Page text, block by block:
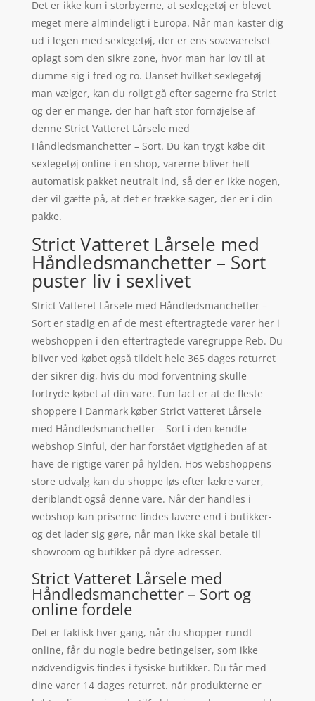
Det er ikke kun i storbyerne, at sexlegetøj er blevet
meget mere almindeligt i Europa. Når man kaster dig
ud i legen med sexlegetøj, der er ens soveværelset
oplagt som den sikre zone, hvor man har lov til at
dumme sig i fred og ro. Uanset hvilket sexlegetøj
man vælger, kan du roligt gå efter sagerne fra Strict
og der er mange, der har haft stor fornøjelse af
denne Strict Vatteret Lårsele med
Håndledsmanchetter – Sort. Du kan trygt købe dit
sexlegetøj online i en shop, varerne bliver helt
automatisk pakket neutralt ind, så der er ikke nogen,
der vil gætte på, at det er frække sager, der er i din
pakke.
Strict Vatteret Lårsele med
Håndledsmanchetter – Sort
puster liv i sexlivet
Strict Vatteret Lårsele med Håndledsmanchetter –
Sort er stadig en af de mest eftertragtede varer her i
webshoppen i den eftertragtede varegruppe Reb. Du
bliver ved købet også tildelt hele 365 dages returret
der sikrer dig, hvis du mod forventning skulle
fortryde købet af din vare. Fun fact er at de fleste
shoppere i Danmark køber Strict Vatteret Lårsele
med Håndledsmanchetter – Sort i den kendte
webshop Sinful, der har forstået vigtigheden af at
have de rigtige varer på hylden. Hos webshoppens
store udvalg kan du shoppe løs efter lækre varer,
deriblandt også denne vare. Når der handles i
webshop kan priserne findes lavere end i butikker-
og det lader sig gøre, når man ikke skal betale til
showroom og butikker på dyre adresser.
Strict Vatteret Lårsele med
Håndledsmanchetter – Sort og
online fordele
Det er faktisk hver gang, når du shopper rundt
online, får du nogle bedre betingelser, som ikke
nødvendigvis findes i fysiske butikker. Du får med
dine varer 14 dages returret. når produkterne er